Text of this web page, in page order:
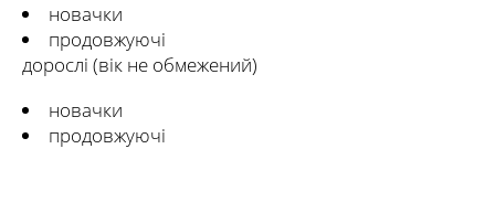
новачки
продовжуючі
дорослі (вік не обмежений)
новачки
продовжуючі